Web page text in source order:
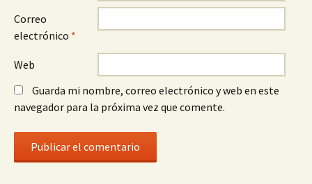
Correo
electrónico *
Web
Guarda mi nombre, correo electrónico y web en este
navegador para la próxima vez que comente.